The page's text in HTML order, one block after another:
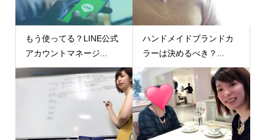
もう使ってる？LINE公式
アカウントマネージ...
ハンドメイドブランドカ
ラーは決めるべき？...